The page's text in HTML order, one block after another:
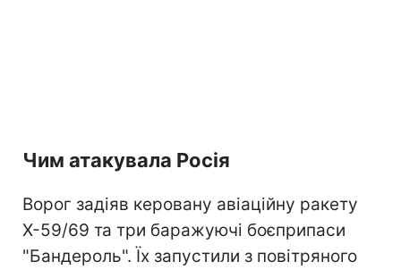
Чим атакувала Росія
Ворог задіяв керовану авіаційну ракету
Х-59/69 та три баражуючі боєприпаси
"Бандероль". Їх запустили з повітряного